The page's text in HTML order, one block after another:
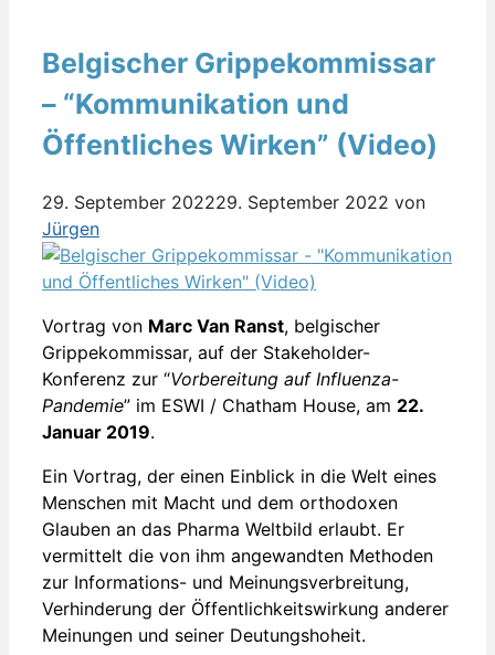
Belgischer Grippekommissar
– “Kommunikation und
Öffentliches Wirken” (Video)
29. September 202229. September 2022 von
Jürgen
Vortrag von Marc Van Ranst, belgischer
Grippekommissar, auf der Stakeholder-
Konferenz zur “Vorbereitung auf Influenza-
Pandemie” im ESWI / Chatham House, am 22.
Januar 2019.
Ein Vortrag, der einen Einblick in die Welt eines
Menschen mit Macht und dem orthodoxen
Glauben an das Pharma Weltbild erlaubt. Er
vermittelt die von ihm angewandten Methoden
zur Informations- und Meinungsverbreitung,
Verhinderung der Öffentlichkeitswirkung anderer
Meinungen und seiner Deutungshoheit.